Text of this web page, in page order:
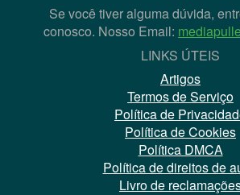
Se você tiver alguma dúvida,
conosco. Nosso Email:
LINKS ÚTEIS
Artigos
Termos de Serviço
Política de
Política de Cookies
Política DMCA
Política de direitos de
Livro de